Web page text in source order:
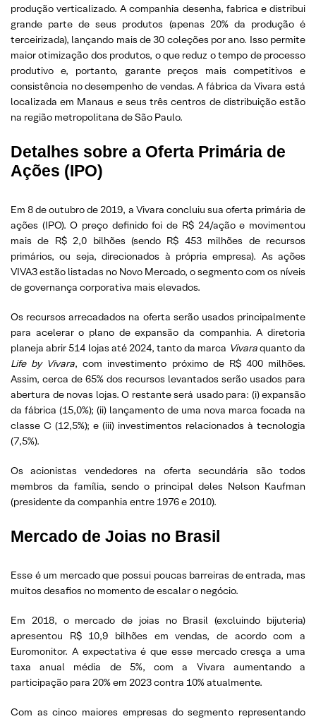
produção verticalizado. A companhia desenha, fabrica e distribui
grande parte de seus produtos (apenas 20% da produção é
terceirizada), lançando mais de 30 coleções por ano. Isso permite
maior otimização dos produtos, o que reduz o tempo de processo
produtivo e, portanto, garante preços mais competitivos e
consistência no desempenho de vendas. A fábrica da Vivara está
localizada em Manaus e seus três centros de distribuição estão
na região metropolitana de São Paulo.
Detalhes sobre a Oferta Primária de
Ações (IPO)
Em 8 de outubro de 2019, a Vivara concluiu sua oferta primária de
ações (IPO). O preço definido foi de R$ 24/ação e movimentou
mais de R$ 2,0 bilhões (sendo R$ 453 milhões de recursos
primários, ou seja, direcionados à própria empresa). As ações
VIVA3 estão listadas no Novo Mercado, o segmento com os níveis
de governança corporativa mais elevados.
Os recursos arrecadados na oferta serão usados principalmente
para acelerar o plano de expansão da companhia. A diretoria
planeja abrir 514 lojas até 2024, tanto da marca Vivaraquanto da
Life by Vivara, com investimento próximo de R$ 400 milhões.
Assim, cerca de 65% dos recursos levantados serão usados para
abertura de novas lojas. O restante será usado para: (i) expansão
da fábrica (15,0%); (ii) lançamento de uma nova marca focada na
classe C (12,5%); e (iii) investimentos relacionados à tecnologia
(7,5%).
Os acionistas vendedores na oferta secundária são todos
membros da família, sendo o principal deles Nelson Kaufman
(presidente da companhia entre 1976 e 2010).
Mercado de Joias no Brasil
Esse é um mercado que possui poucas barreiras de entrada, mas
muitos desafios no momento de escalar o negócio.
Em 2018, o mercado de joias no Brasil (excluindo bijuteria)
apresentou R$ 10,9 bilhões em vendas, de acordo com a
Euromonitor. A expectativa é que esse mercado cresça a uma
taxa anual média de 5%, com a Vivara aumentando a
participação para 20% em 2023 contra 10% atualmente.
Com as cinco maiores empresas do segmento representando